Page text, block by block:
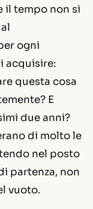
il tempo non si
ogni
acquisire:
questa cosa
E
due anni?
di molto le
nel posto
partenza, non
vuoto.